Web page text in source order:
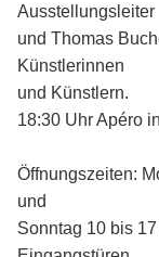
Ausstellungsleiter
und Thomas
Künstlerinnen
und Künstlern.
18:30 Uhr Apéro
Öffnungszeiten:
und
Sonntag 10 bis